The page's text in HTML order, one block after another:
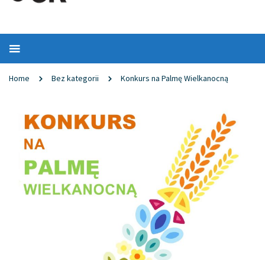
Home Bez kategorii Konkurs na Palmę Wielkanocną